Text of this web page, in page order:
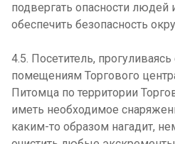
подвергать опасности
обеспечить безопасность
4.5. Посетитель,
помещениям Торгового
Питомца по территории
иметь необходимое
каким-то образом нагадит,